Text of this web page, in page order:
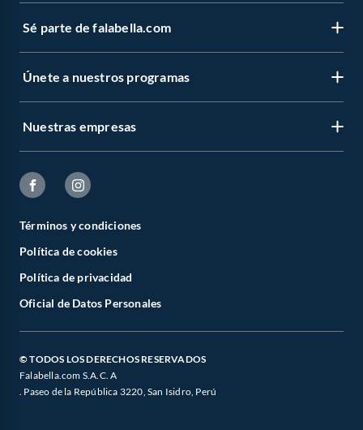
Sé parte de falabella.com
Únete a nuestros programas
Nuestras empresas
Términos y condiciones
Política de cookies
Política de privacidad
Oficial de Datos Personales
© TODOS LOS DERECHOS RESERVADOS
Falabella.com S.A.C. A
. Paseo de la República 3220, San Isidro, Perú